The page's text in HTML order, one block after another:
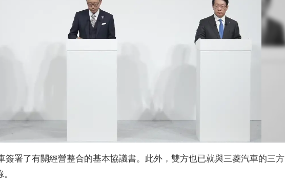
簽署了有關經營整合的基本協議書。此外，雙方也已就與三菱汽車的三方